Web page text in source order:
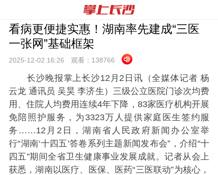
看病更便捷实惠！湖南率先建成“三医
一张网”基础框架
2025-12-02 16:26 观看： 138766
长沙晚报掌上长沙12月2日讯（全媒体记者 杨
云龙 通讯员 吴昊 李济生）三级公立医院门诊次均费
用、住院人均费用连续4年下降，83家医疗机构开展
免陪照护服务，为3323万人提供家庭医生签约服
务……12月2日，湖南省人民政府新闻办公室举
行“湖南‘十四五’答卷系列主题新闻发布会”，介绍“十
四五”期间全省卫生健康事业发展成就。记者从会上
获悉，湖南以医疗、医保、医药“三医联动”为核心，